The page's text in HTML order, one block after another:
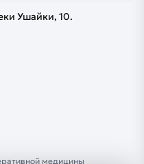
Ушайки, 10.
медицины